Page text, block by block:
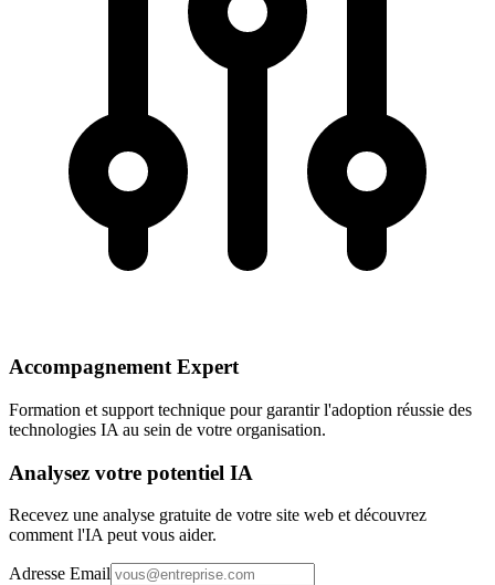
Accompagnement Expert
Formation et support technique pour garantir l'adoption réussie des
technologies IA au sein de votre organisation.
Analysez votre potentiel IA
Recevez une analyse gratuite de votre site web et découvrez
comment l'IA peut vous aider.
Adresse Email